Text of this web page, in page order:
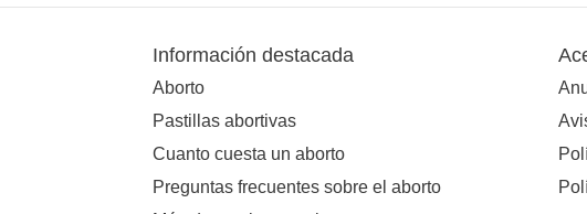
Información destacada
Aborto
Pastillas abortivas
Cuanto cuesta un aborto
Preguntas frecuentes sobre el aborto